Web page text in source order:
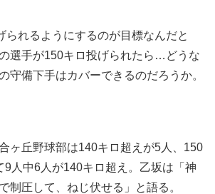
られるようにするのが目標なんだと
選手が150キロ投げられたら…どうな
守備下手はカバーできるのだろうか。
ヶ丘野球部は140キロ超えが5人、150
9人中6人が140キロ超え。乙坂は「神
制圧して、ねじ伏せる」と語る。